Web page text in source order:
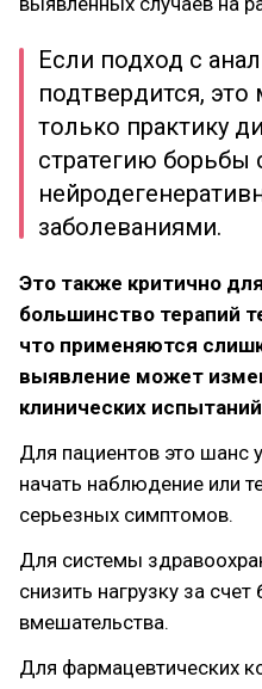
Если подход с
подтвердится,
только практику
стратегию борьбы
заболеваниями.
Это также критично
большинство терапий
что применяются
выявление может
клинических
Для пациентов это шанс
начать наблюдение или
серьезных симптомов.
Для системы
снизить нагрузку за счет
вмешательства.
Для фармацевтических